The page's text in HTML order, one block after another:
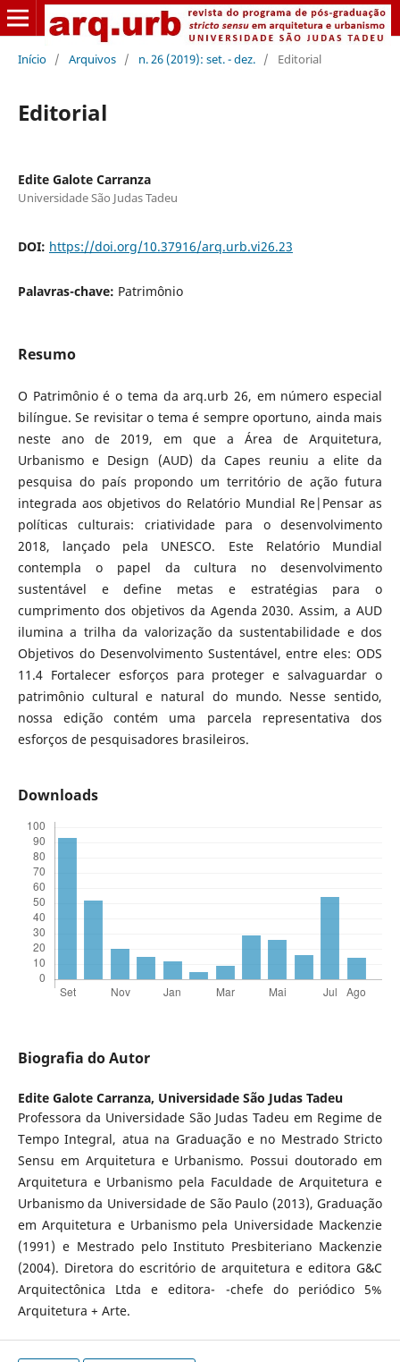
Início / Arquivos / n. 26 (2019): set. - dez. / Editorial
Editorial
Edite Galote Carranza
Universidade São Judas Tadeu
DOI: https://doi.org/10.37916/arq.urb.vi26.23
Palavras-chave: Patrimônio
Resumo
O Patrimônio é o tema da arq.urb 26, em número especial
bilíngue. Se revisitar o tema é sempre oportuno, ainda mais
neste ano de 2019, em que a Área de Arquitetura,
Urbanismo e Design (AUD) da Capes reuniu a elite da
pesquisa do país propondo um território de ação futura
integrada aos objetivos do Relatório Mundial Re|Pensar as
políticas culturais: criatividade para o desenvolvimento
2018, lançado pela UNESCO. Este Relatório Mundial
contempla o papel da cultura no desenvolvimento
sustentável e define metas e estratégias para o
cumprimento dos objetivos da Agenda 2030. Assim, a AUD
ilumina a trilha da valorização da sustentabilidade e dos
Objetivos do Desenvolvimento Sustentável, entre eles: ODS
11.4 Fortalecer esforços para proteger e salvaguardar o
patrimônio cultural e natural do mundo. Nesse sentido,
nossa edição contém uma parcela representativa dos
esforços de pesquisadores brasileiros.
Downloads
Biografia do Autor
Edite Galote Carranza, Universidade São Judas Tadeu
Professora da Universidade São Judas Tadeu em Regime de
Tempo Integral, atua na Graduação e no Mestrado Stricto
Sensu em Arquitetura e Urbanismo. Possui doutorado em
Arquitetura e Urbanismo pela Faculdade de Arquitetura e
Urbanismo da Universidade de São Paulo (2013), Graduação
em Arquitetura e Urbanismo pela Universidade Mackenzie
(1991) e Mestrado pelo Instituto Presbiteriano Mackenzie
(2004). Diretora do escritório de arquitetura e editora G&C
Arquitectônica Ltda e editora- -chefe do periódico 5%
Arquitetura + Arte.